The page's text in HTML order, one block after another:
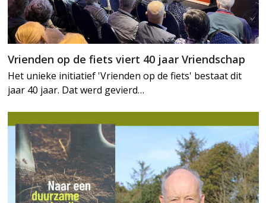
Vrienden op de fiets viert 40 jaar Vriendschap
Het unieke initiatief 'Vrienden op de fiets' bestaat dit
jaar 40 jaar. Dat werd gevierd…